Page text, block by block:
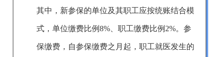
其中，新参保的单位及其职工应按统账结合模
式，单位缴费比例8%、职工缴费比例2%。参
保缴费，自参保缴费之月起，职工就医发生的